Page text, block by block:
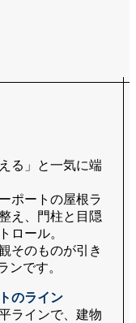
る」と一気に端
ポートの屋根ラ
え、門柱と目隠
ロール。
そのものが引き
ンです。
のライン
ラインで、建物